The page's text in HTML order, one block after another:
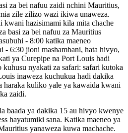
za bei nafuu zaidi nchini Mauritius,
zile zilizo wazi ikiwa unaweza.
kwani hazisimami kila mita chache
basi za bei nafuu za Mauritius
- 8:00 katika maeneo
- 6:30 jioni mashambani, hata hivyo,
ya Curepipe na Port Louis hadi
nyakati za safari: safari kutoka
inaweza kuchukua hadi dakika
haraka kuliko yale ya kawaida kwani
zaidi.
baada ya dakika 15 au hivyo kwenye
hayatumiki sana. Katika maeneo ya
yanaweza kuwa machache.